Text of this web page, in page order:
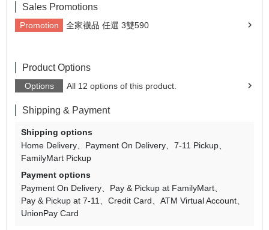
Sales Promotions
Promotion 全家襪品 任選 3雙590
Product Options
Options All 12 options of this product.
Shipping & Payment
Shipping options
Home Delivery
Payment On Delivery
7-11 Pickup
FamilyMart Pickup
Payment options
Payment On Delivery
Pay & Pickup at FamilyMart
Pay & Pickup at 7-11
Credit Card
ATM Virtual Account
UnionPay Card